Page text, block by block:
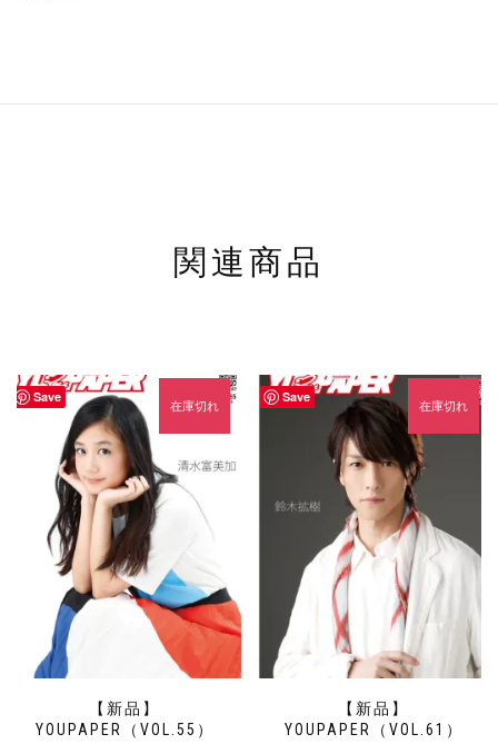
関連商品
Save
【新品】
YOUPAPER（VOL.55）
在庫切れ
Save
【新品】
YOUPAPER（VOL.61）
在庫切れ